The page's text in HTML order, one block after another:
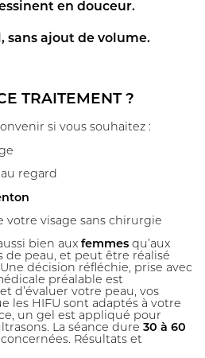
en douceur.
sans ajout de volume.
TRAITEMENT ?
si vous souhaitez :
au regard
votre visage sans chirurgie
bien aux femmes qu’aux
de peau, et peut être réalisé
Une décision réfléchie, prise avec
préalable est
d’évaluer votre peau, vos
les HIFU sont adaptés à votre
un gel est appliqué pour
La séance dure 30 à 60
Résultats et